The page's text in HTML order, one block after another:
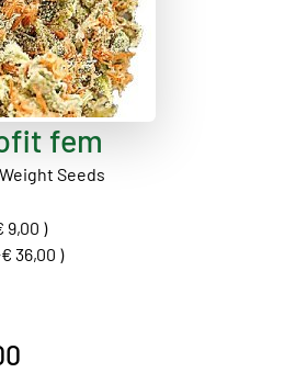
fem
Seeds
9,00 )
36,00 )